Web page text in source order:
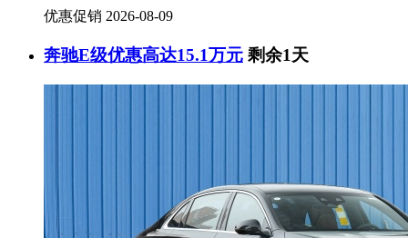
优惠促销 2026-08-09
奔驰E级优惠高达15.1万元 剩余1天